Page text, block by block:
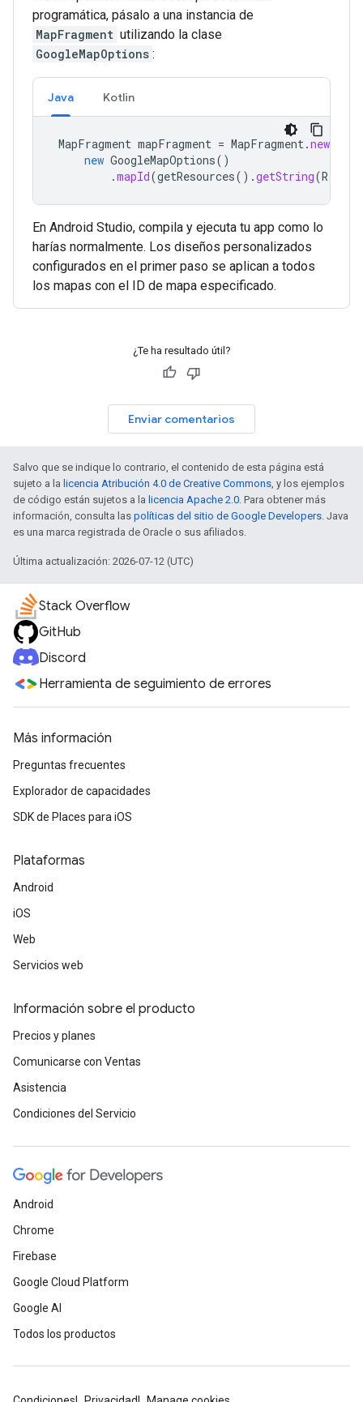
programática, pásalo a una instancia de
MapFragment utilizando la clase
GoogleMapOptions :
Java Kotlin
MapFragment mapFragment = MapFragment.
new GoogleMapOptions()
.mapId(getResources().getString(R
En Android Studio, compila y ejecuta tu app como lo
harías normalmente. Los diseños personalizados
configurados en el primer paso se aplican a todos
los mapas con el ID de mapa especificado.
¿Te ha resultado útil?
Enviar comentarios
Salvo que se indique lo contrario, el contenido de esta página está
sujeto a la licencia Atribución 4.0 de Creative Commons, y los ejemplos
de código están sujetos a la licencia Apache 2.0. Para obtener más
información, consulta las políticas del sitio de Google Developers. Java
es una marca registrada de Oracle o sus afiliados.
Última actualización: 2026-07-12 (UTC)
Stack Overflow
GitHub
Discord
Herramienta de seguimiento de errores
Más información
Preguntas frecuentes
Explorador de capacidades
SDK de Places para iOS
Plataformas
Android
iOS
Web
Servicios web
Información sobre el producto
Precios y planes
Comunicarse con Ventas
Asistencia
Condiciones del Servicio
Android
Chrome
Firebase
Google Cloud Platform
Google AI
Todos los productos